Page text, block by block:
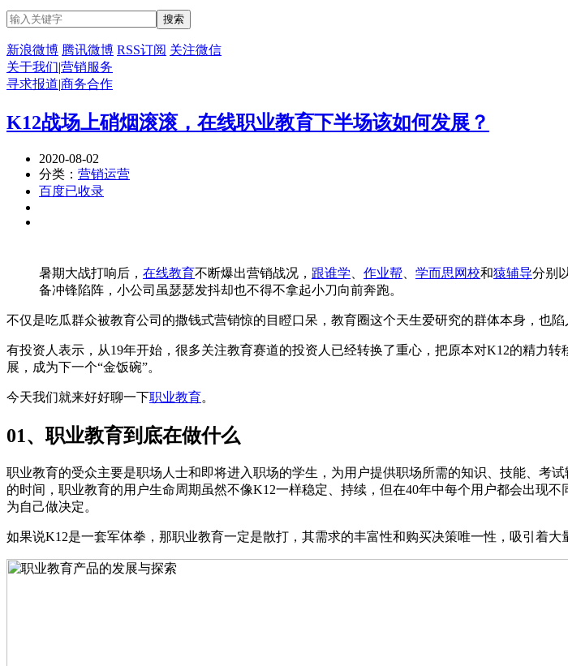
新浪微博 腾讯微博 RSS订阅 关注微信
关于我们|营销服务
寻求报道|商务合作
K12战场上硝烟滚滚，在线职业教育下半场该如何发展？
2020-08-02
分类： 营销运营
百度已收录
暑期大战打响后， 在线教育不断爆出营销战况， 跟谁学 作业帮 学而思网校和猿辅导分别
备冲锋陷阵，小公司虽瑟瑟发抖却也不得不拿起小刀向前奔跑。
不仅是吃瓜群众被教育公司的撒钱式营销惊的目瞪口呆，教育圈这个天生爱研究的群体本身，也
有投资人表示，从19年开始，很多关注教育赛道的投资人已经转换了重心，把原本对K12的精力
展，成为下一个“金饭碗”。
今天我们就来好好聊一下职业教育。
01、职业教育到底在做什么
职业教育的受众主要是职场人士和即将进入职场的学生，为用户提供职场所需的知识、技能、考
的时间，职业教育的用户生命周期虽然不像K12一样稳定、持续，但在40年中每个用户都会出现
为自己做决定。
如果说K12是一套军体拳，那职业教育一定是散打，其需求的丰富性和购买决策唯一性，吸引着大